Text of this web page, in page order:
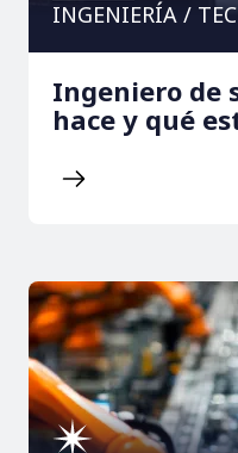
INGENIERÍA /
Ingeniero de
hace y qué